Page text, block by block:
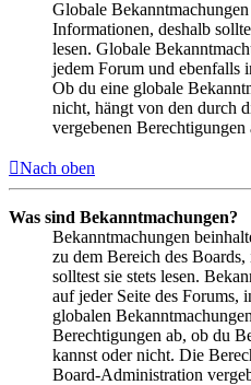
Globale
Informationen, deshalb
lesen. Globale
jedem Forum und ebenfalls
Ob du eine globale
nicht, hängt von den durch
vergebenen Berechtigungen
Nach oben
Was sind Bekanntmachungen?
Bekanntmachungen
zu dem Bereich des
solltest sie stets lesen.
auf jeder Seite des Forums,
globalen
Berechtigungen ab, ob du
kannst oder nicht. Die
Board-Administration